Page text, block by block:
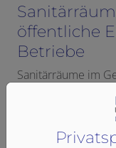
öffentliche
Betriebe
Sanitärräume im
verschiedenen
an sie gestellt
Sanitärräume